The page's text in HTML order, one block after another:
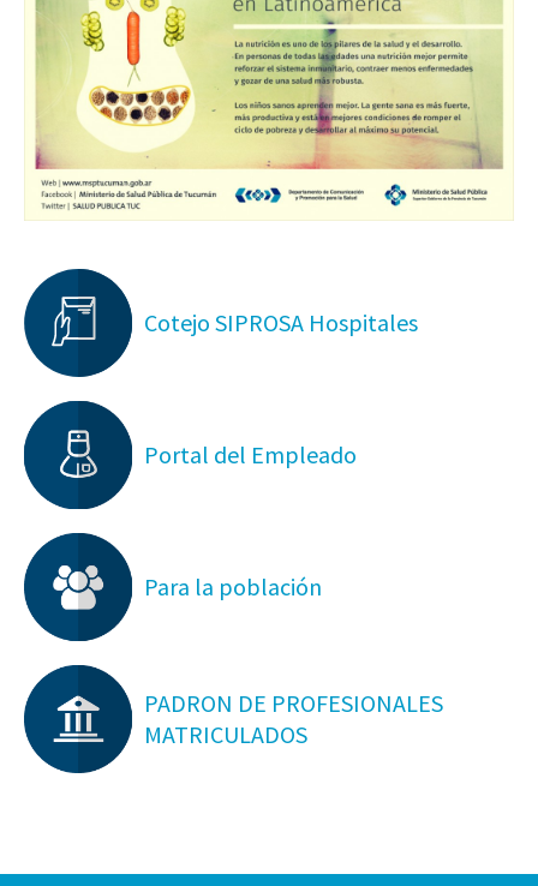
Cotejo SIPROSA Hospitales
Portal del Empleado
Para la población
PADRON DE PROFESIONALES
MATRICULADOS